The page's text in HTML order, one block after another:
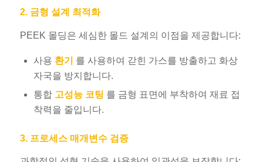
2. 금형 설계 최적화
PEEK 몰딩은 세심한 몰드 설계의 이점을 제공합니다:
사용 환기
를 사용하여 갇힌 가스를 방출하고 화상
자국을 방지합니다.
통합 고성능 코팅 를 금형 표면에 부착하여 재료 접
착력을 줄입니다.
3. 프로세스 매개변수 검증